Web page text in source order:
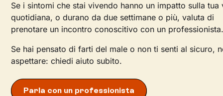
Se i sintomi che stai vivendo hanno un impatto sulla tua
quotidiana, o durano da due settimane o più, valuta di
prenotare un incontro conoscitivo con un
Se hai pensato di farti del male o non ti senti al sicuro,
aspettare: chiedi aiuto subito.
Parla con un professionista